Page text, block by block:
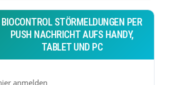
BIOCONTROL STÖRMELDUNGEN PER
PUSH NACHRICHT AUFS HANDY,
TABLET UND PC
anmelden